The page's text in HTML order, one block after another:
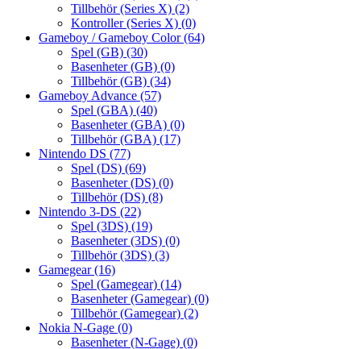
Tillbehör (Series X) (2)
Kontroller (Series X) (0)
Gameboy / Gameboy Color(64)
Spel (GB) (30)
Basenheter (GB) (0)
Tillbehör (GB) (34)
Gameboy Advance (57)
Spel (GBA) (40)
Basenheter (GBA) (0)
Tillbehör (GBA) (17)
Nintendo DS (77)
Spel (DS) (69)
Basenheter (DS) (0)
Tillbehör (DS) (8)
Nintendo 3-DS (22)
Spel (3DS) (19)
Basenheter (3DS) (0)
Tillbehör (3DS) (3)
Gamegear(16)
Spel (Gamegear) (14)
Basenheter (Gamegear) (0)
Tillbehör (Gamegear) (2)
Nokia N-Gage (0)
Basenheter (N-Gage) (0)